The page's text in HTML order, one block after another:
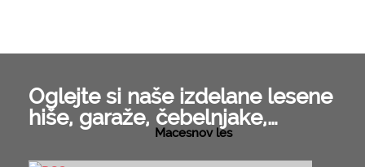
Macesnov les
Oglejte si naše izdelane lesene
hiše, garaže, čebelnjake,…